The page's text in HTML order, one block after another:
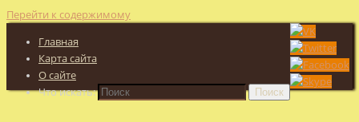
Перейти к содержимому
Главная
Карта сайта
О сайте
Что искать:
Поиск